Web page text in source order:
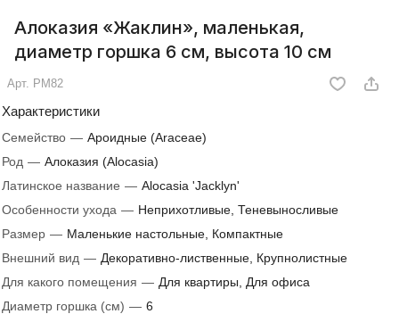
Алоказия «Жаклин», маленькая,
диаметр горшка 6 см, высота 10 см
Арт. РМ82
Характеристики
Семейство — Ароидные (Araceae)
Род — Алоказия (Alocasia)
Латинское название — Alocasia 'Jacklyn'
Особенности ухода — Неприхотливые, Теневыносливые
Размер — Маленькие настольные, Компактные
Внешний вид — Декоративно-лиственные, Крупнолистные
Для какого помещения — Для квартиры, Для офиса
Диаметр горшка (см) — 6